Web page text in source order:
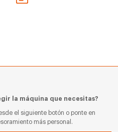
la máquina que necesitas?
el siguiente botón o ponte en
más personal.